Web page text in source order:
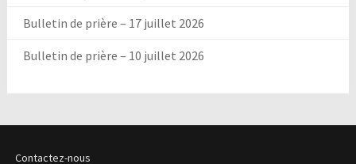
Bulletin de prière – 17 juillet 2026
Bulletin de prière – 10 juillet 2026
Contactez-nous